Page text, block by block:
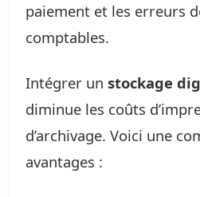
paiement et les erreurs
comptables.
Intégrer un stockage
diminue les coûts
d’archivage. Voici une
avantages :